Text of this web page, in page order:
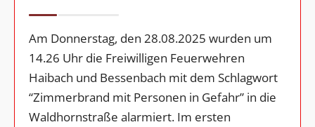
Am Donnerstag, den 28.08.2025 wurden um
14.26 Uhr die Freiwilligen Feuerwehren
Haibach und Bessenbach mit dem Schlagwort
“Zimmerbrand mit Personen in Gefahr” in die
Waldhornstraße alarmiert. Im ersten